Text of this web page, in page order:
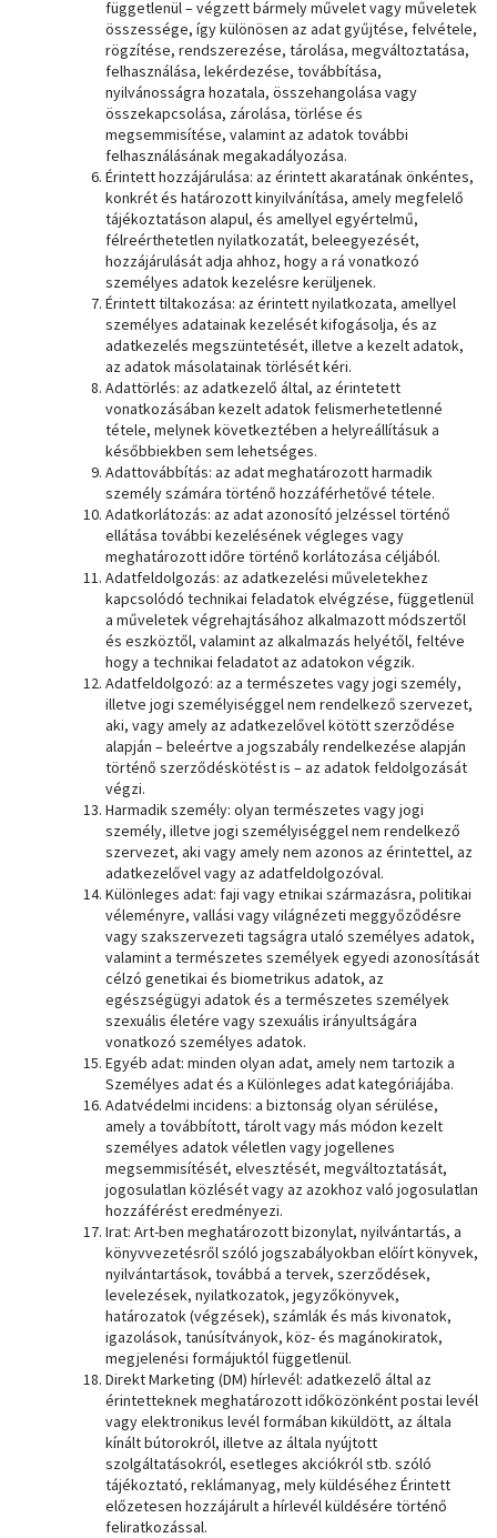
függetlenül – végzett bármely művelet vagy műveletek
összessége, így különösen az adat gyűjtése, felvétele,
rögzítése, rendszerezése, tárolása, megváltoztatása,
felhasználása, lekérdezése, továbbítása,
nyilvánosságra hozatala, összehangolása vagy
összekapcsolása, zárolása, törlése és
megsemmisítése, valamint az adatok további
felhasználásának megakadályozása.
Érintett hozzájárulása: az érintett akaratának önkéntes,
konkrét és határozott kinyilvánítása, amely megfelelő
tájékoztatáson alapul, és amellyel egyértelmű,
félreérthetetlen nyilatkozatát, beleegyezését,
hozzájárulását adja ahhoz, hogy a rá vonatkozó
személyes adatok kezelésre kerüljenek.
Érintett tiltakozása: az érintett nyilatkozata, amellyel
személyes adatainak kezelését kifogásolja, és az
adatkezelés megszüntetését, illetve a kezelt adatok,
az adatok másolatainak törlését kéri.
Adattörlés: az adatkezelő által, az érintetett
vonatkozásában kezelt adatok felismerhetetlenné
tétele, melynek következtében a helyreállításuk a
későbbiekben sem lehetséges.
Adattovábbítás: az adat meghatározott harmadik
személy számára történő hozzáférhetővé tétele.
Adatkorlátozás: az adat azonosító jelzéssel történő
ellátása további kezelésének végleges vagy
meghatározott időre történő korlátozása céljából.
Adatfeldolgozás: az adatkezelési műveletekhez
kapcsolódó technikai feladatok elvégzése, függetlenül
a műveletek végrehajtásához alkalmazott módszertől
és eszköztől, valamint az alkalmazás helyétől, feltéve
hogy a technikai feladatot az adatokon végzik.
Adatfeldolgozó: az a természetes vagy jogi személy,
illetve jogi személyiséggel nem rendelkező szervezet,
aki, vagy amely az adatkezelővel kötött szerződése
alapján – beleértve a jogszabály rendelkezése alapján
történő szerződéskötést is – az adatok feldolgozását
végzi.
Harmadik személy: olyan természetes vagy jogi
személy, illetve jogi személyiséggel nem rendelkező
szervezet, aki vagy amely nem azonos az érintettel, az
adatkezelővel vagy az adatfeldolgozóval.
Különleges adat: faji vagy etnikai származásra, politikai
véleményre, vallási vagy világnézeti meggyőződésre
vagy szakszervezeti tagságra utaló személyes adatok,
valamint a természetes személyek egyedi azonosítását
célzó genetikai és biometrikus adatok, az
egészségügyi adatok és a természetes személyek
szexuális életére vagy szexuális irányultságára
vonatkozó személyes adatok.
Egyéb adat: minden olyan adat, amely nem tartozik a
Személyes adat és a Különleges adat kategóriájába.
Adatvédelmi incidens: a biztonság olyan sérülése,
amely a továbbított, tárolt vagy más módon kezelt
személyes adatok véletlen vagy jogellenes
megsemmisítését, elvesztését, megváltoztatását,
jogosulatlan közlését vagy az azokhoz való jogosulatlan
hozzáférést eredményezi.
Irat: Art-ben meghatározott bizonylat, nyilvántartás, a
könyvvezetésről szóló jogszabályokban előírt könyvek,
nyilvántartások, továbbá a tervek, szerződések,
levelezések, nyilatkozatok, jegyzőkönyvek,
határozatok (végzések), számlák és más kivonatok,
igazolások, tanúsítványok, köz- és magánokiratok,
megjelenési formájuktól függetlenül.
Direkt Marketing (DM) hírlevél: adatkezelő által az
érintetteknek meghatározott időközönként postai levél
vagy elektronikus levél formában kiküldött, az általa
kínált bútorokról, illetve az általa nyújtott
szolgáltatásokról, esetleges akciókról stb. szóló
tájékoztató, reklámanyag, mely küldéséhez Érintett
előzetesen hozzájárult a hírlevél küldésére történő
feliratkozással.